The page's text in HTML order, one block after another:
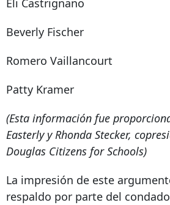
Eli Castrignano
Beverly Fischer
Romero Vaillancourt
Patty Kramer
(Esta información fue
Easterly y Rhonda Stecker,
Douglas Citizens for Schools)
La impresión de este
respaldo por parte del